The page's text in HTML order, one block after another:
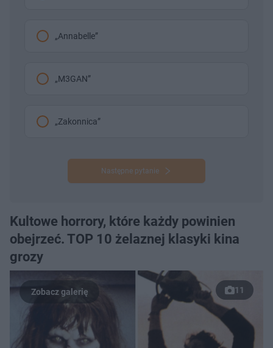
„Annabelle”
„M3GAN”
„Zakonnica”
Następne pytanie
Kultowe horrory, które każdy powinien
obejrzeć. TOP 10 żelaznej klasyki kina
grozy
11